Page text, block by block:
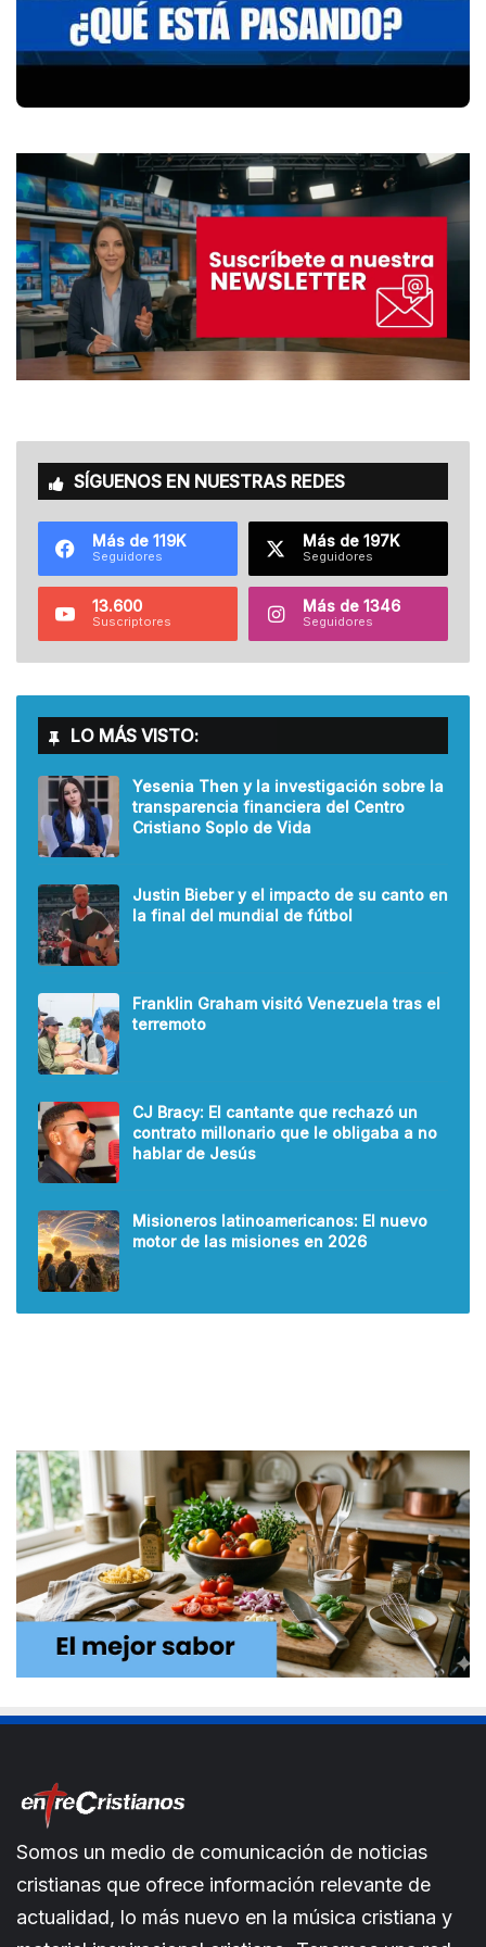
SÍGUENOS EN NUESTRAS REDES
Más de 119K
Seguidores
Más de 197K
Seguidores
13.600
Suscriptores
Más de 1346
Seguidores
LO MÁS VISTO:
Yesenia Then y la investigación sobre la
transparencia financiera del Centro
Cristiano Soplo de Vida
Justin Bieber y el impacto de su canto en
la final del mundial de fútbol
Franklin Graham visitó Venezuela tras el
terremoto
CJ Bracy: El cantante que rechazó un
contrato millonario que le obligaba a no
hablar de Jesús
Misioneros latinoamericanos: El nuevo
motor de las misiones en 2026
Somos un medio de comunicación de noticias
cristianas que ofrece información relevante de
actualidad, lo más nuevo en la música cristiana y